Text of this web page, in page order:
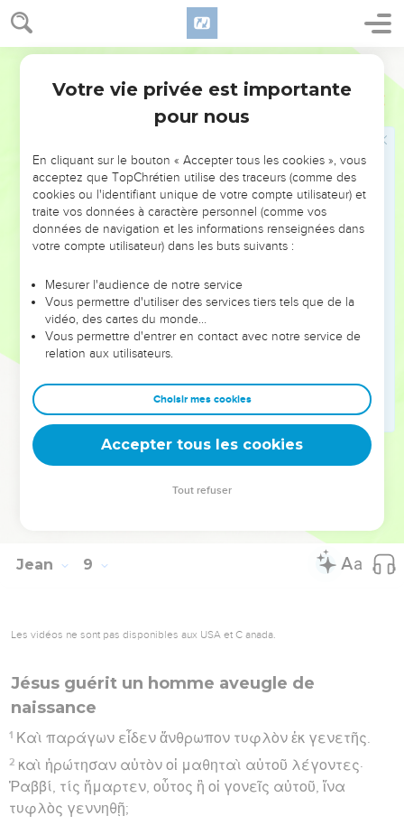
Jean 8
καὶ σὺ λέγεις· Ἐάν τις τὸν λόγον μου τηρήσῃ, οὐ μὴ
γεύσηται θανάτου εἰς τὸν αἰῶνα·
53
ἀπέθανεν; καὶ οἱ προφῆται ἀπέθανον· τίνα σεαυτὸν
μου οὐδέν ἐστιν· ἔστιν ὁ πατήρ μου ὁ δοξάζων με, ὃν
ὑμεῖς λέγετε ὅτι θεὸς ἡμῶν ἐστιν,
καὶ οὐκ ἐγνώκατε αὐτόν, ἐγὼ δὲ οἶδα αὐτόν· κἂν
εἴπω ὅτι οὐκ οἶδα αὐτόν, ἔσομαι ὅμοιος ὑμῖν ψεύστης·
ἀλλὰ οἶδα αὐτὸν καὶ τὸν λόγον αὐτοῦ τηρῶ.
Ἀβραὰμ ὁ πατὴρ ὑμῶν ἠγαλλιάσατο ἵνα ἴδῃ τὴν
ἡμέραν τὴν ἐμήν, καὶ εἶδεν καὶ ἐχάρη.
εἶπον οὖν οἱ Ἰουδαῖοι πρὸς αὐτόν· Πεντήκοντα ἔτη
οὔπω ἔχεις καὶ Ἀβραὰμ ἑώρακας;
Ἀβραὰμ γενέσθαι ἐγὼ εἰμί.
ἦραν οὖν λίθους ἵνα βάλωσιν ἐπ’ αὐτόν· Ἰησοῦς δὲ
ἐκρύβη καὶ ἐξῆλθεν ἐκ τοῦ ἱεροῦ.
Hébreu : © Westminster Leningrad Codex - tanach.us --- Grec : © 2010 by the
Jean 9
Les vidéos ne sont pas disponibles aux USA et C anada.
Jésus guérit un homme aveugle de
naissance
1 Καὶ παράγων εἶδεν ἄνθρωπον τυφλὸν ἐκ γενετῆς.
2 καὶ ἠρώτησαν αὐτὸν οἱ μαθηταὶ αὐτοῦ λέγοντες·
Ῥαββί, τίς ἥμαρτεν, οὗτος ἢ οἱ γονεῖς αὐτοῦ, ἵνα
τυφλὸς γεννηθῇ;
Votre vie privée est importante
pour nous
En cliquant sur le bouton « Accepter tous les cookies », vous
acceptez que TopChrétien utilise des traceurs (comme des
cookies ou l'identifiant unique de votre compte utilisateur) et
traite vos données à caractère personnel (comme vos
données de navigation et les informations renseignées dans
votre compte utilisateur) dans les buts suivants :
Mesurer l'audience de notre service
Vous permettre d'utiliser des services tiers tels que de la
vidéo, des cartes du monde…
Vous permettre d'entrer en contact avec notre service de
relation aux utilisateurs.
Choisir mes cookies
Accepter tous les cookies
Tout refuser